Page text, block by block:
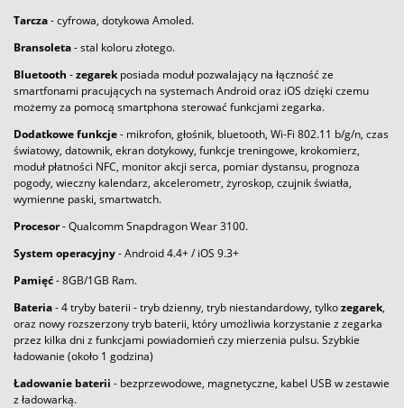
Tarcza- cyfrowa, dotykowa Amoled.
Bransoleta- stal koloru złotego.
Bluetooth -zegarekposiada moduł pozwalający na łączność ze
smartfonami pracujących na systemach Android oraz iOS dzięki czemu
możemy za pomocą smartphona sterować funkcjami zegarka.
Dodatkowe funkcje- mikrofon, głośnik, bluetooth, Wi-Fi 802.11 b/g/n, czas
światowy, datownik, ekran dotykowy, funkcje treningowe, krokomierz,
moduł płatności NFC, monitor akcji serca, pomiar dystansu, prognoza
pogody, wieczny kalendarz, akcelerometr, żyroskop, czujnik światła,
wymienne paski, smartwatch.
Procesor- Qualcomm Snapdragon Wear 3100.
System operacyjny- Android 4.4+ / iOS 9.3+
Pamięć- 8GB/1GB Ram.
Bateria- 4 tryby baterii - tryb dzienny, tryb niestandardowy, tylkozegarek,
oraz nowy rozszerzony tryb baterii, który umożliwia korzystanie z zegarka
przez kilka dni z funkcjami powiadomień czy mierzenia pulsu. Szybkie
ładowanie (około 1 godzina)
Ładowanie baterii - bezprzewodowe, magnetyczne, kabel USB w zestawie
z ładowarką.